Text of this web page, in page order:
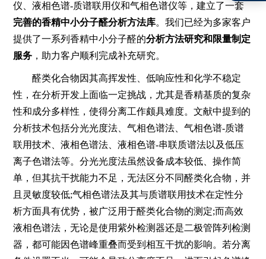
仪、液相色谱-质谱联用仪和气相色谱仪等，建立了一套
完善的香精中小分子醛分析方法库。我们已经为多家客户
提供了一系列香精中小分子醛的分析方法研究和限量制定
服务 ，助力客户顺利完成补充研究。
醛类化合物因其高挥发性、低响应性和化学不稳定
性，在分析开发上面临一定挑战，尤其是香精基质的复杂
性和成分多样性，使得分离工作颇具难度。文献中提到的
分析技术包括分光光度法、气相色谱法、气相色谱-质谱
联用技术、液相色谱法、液相色谱-串联质谱法以及低压
离子色谱法等。分光光度法虽然设备成本较低、操作简
单，但其抗干扰能力不足，无法区分不同醛类化合物，并
且灵敏度较低;气相色谱法及其与质谱联用技术在定性分
析方面具有优势，被广泛用于醛类化合物的测定;而高效
液相色谱法，无论是使用紫外检测器还是二极管阵列检测
器，都可能因色谱峰重叠而受到相互干扰的影响。若分离